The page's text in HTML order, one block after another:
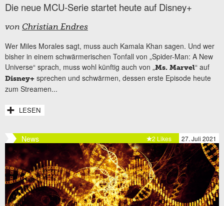
Die neue MCU-Serie startet heute auf Disney+
von Christian Endres
Wer Miles Morales sagt, muss auch Kamala Khan sagen. Und wer
bisher in einem schwärmerischen Tonfall von „Spider-Man: A New
Universe“ sprach, muss wohl künftig auch von „Ms. Marvel“ auf
Disney+ sprechen und schwärmen, dessen erste Episode heute
zum Streamen...
LESEN
News 27. Juli 2021
2 Likes